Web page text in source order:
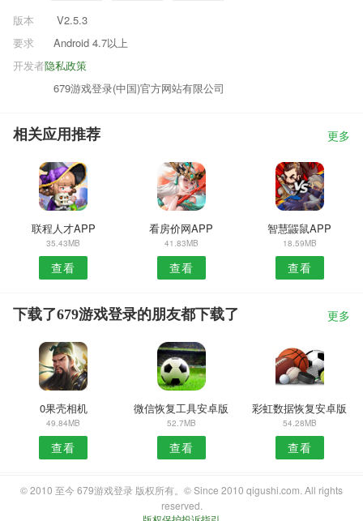
版本
V2.5.3
要求
Android 4.7以上
隐私政策
开发者
679游戏登录(中国)官方网站有限公司
相关应用推荐 更多
联程人才APP
35.43MB
查看
看房价网APP
41.83MB
查看
智慧鼹鼠APP
18.59MB
查看
下载了679游戏登录的朋友都下载了 更多
0果壳相机
49.84MB
查看
微信恢复工具安卓版
52.7MB
查看
彩虹数据恢复安卓版
54.28MB
查看
© 2010 至今 679游戏登录 版权所有。© Since 2010 qigushi.com. All rights
reserved.